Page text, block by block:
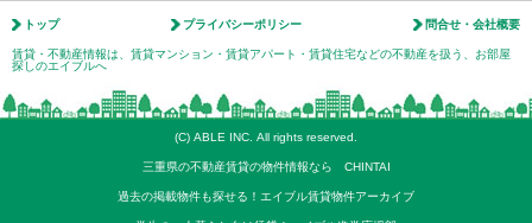
トップ プライバシーポリシー 問合せ・会社概要
賃貸・不動産情報は、賃貸マンション・賃貸アパート・賃貸住宅などの不動産を扱う、お部屋
探しのエイブルへ
(C) ABLE INC. All rights reserved.
三重県の不動産賃貸の物件情報なら CHINTAI
過去の掲載物件も探せる！エイブル賃貸物件アーカイブ